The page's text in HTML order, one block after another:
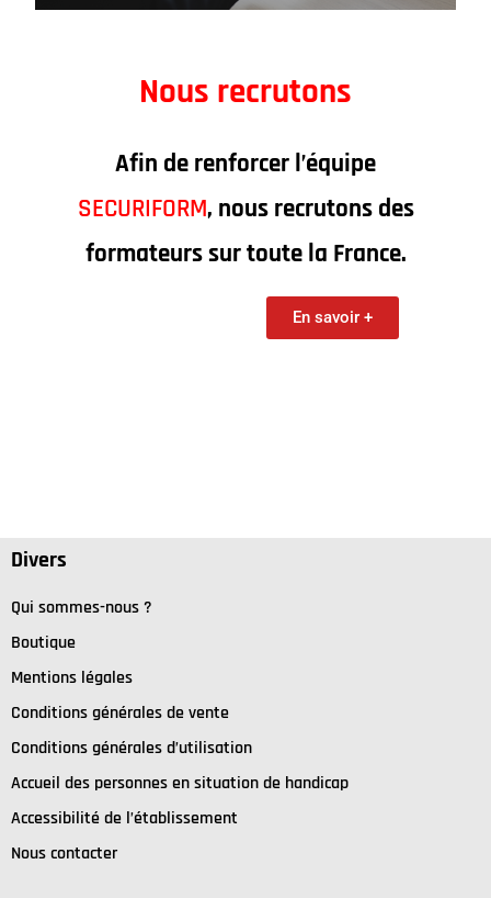
Nous recrutons
Afin de renforcer l’équipe
SECURIFORM, nous recrutons des
formateurs sur toute la France.
En savoir +
Divers
Qui sommes-nous ?
Boutique
Mentions légales
Conditions générales de vente
Conditions générales d’utilisation
Accueil des personnes en situation de handicap
Accessibilité de l’établissement
Nous contacter